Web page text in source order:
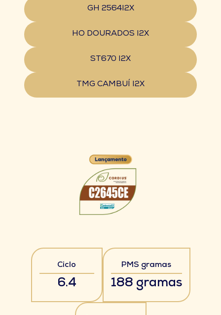
GH 2564I2X
HO DOURADOS I2X
ST670 I2X
TMG CAMBUÍ I2X
Ciclo
6.4
PMS gramas
188 gramas